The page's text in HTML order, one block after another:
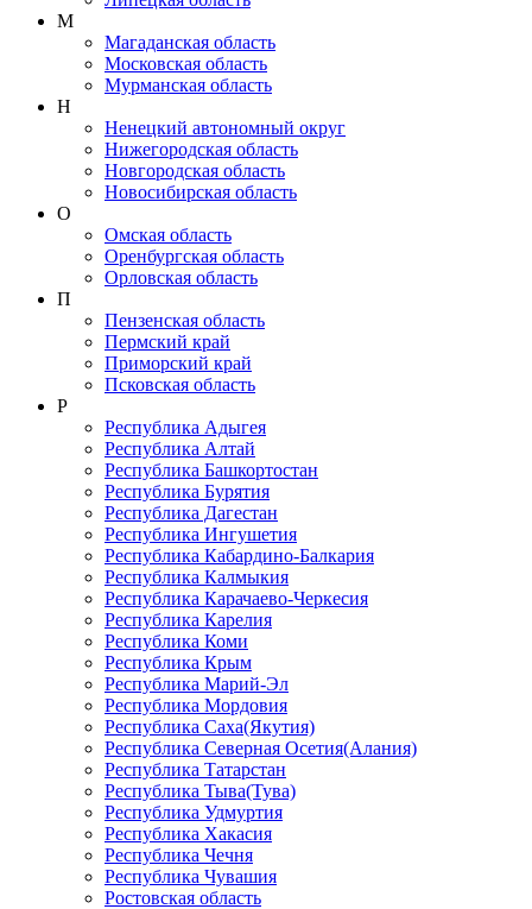
М
Магаданская область
Московская область
Мурманская область
Н
Ненецкий автономный округ
Нижегородская область
Новгородская область
Новосибирская область
О
Омская область
Оренбургская область
Орловская область
П
Пензенская область
Пермский край
Приморский край
Псковская область
Р
Республика Адыгея
Республика Алтай
Республика Башкортостан
Республика Бурятия
Республика Дагестан
Республика Ингушетия
Республика Кабардино-Балкария
Республика Калмыкия
Республика Карачаево-Черкеcия
Республика Карелия
Республика Коми
Республика Крым
Республика Марий-Эл
Республика Мордовия
Республика Саха(Якутия)
Республика Северная Осетия(Алания)
Республика Татарстан
Республика Тыва(Тува)
Республика Удмуртия
Республика Хакасия
Республика Чечня
Республика Чувашия
Ростовская область